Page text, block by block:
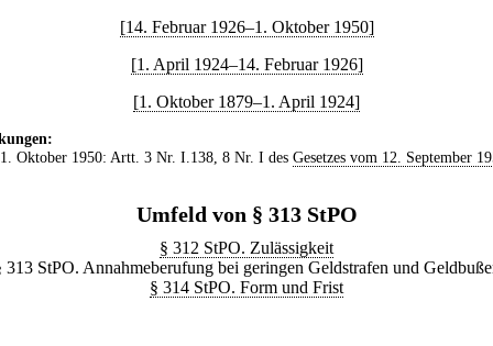
[14. Februar 1926–1. Oktober 1950]
[1. April 1924–14. Februar 1926]
[1. Oktober 1879–1. April 1924]
Oktober 1950: Artt. 3 Nr. I.138, 8 Nr. I des Gesetzes vom 12. September
Umfeld von § 313 StPO
§ 312 StPO. Zulässigkeit
313 StPO. Annahmeberufung bei geringen Geldstrafen und
§ 314 StPO. Form und Frist